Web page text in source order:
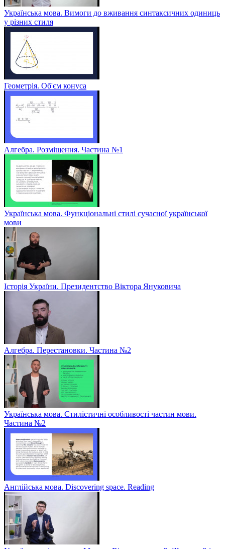
Українська мова. Вимоги до вживання синтаксичних одиниць
у різних стиля
Геометрія. Об'єм конуса
Алгебра. Розміщення. Частина №1
Українська мова. Функціональні стилі сучасної української
мови
Історія України. Президентство Віктора Януковича
Алгебра. Перестановки. Частина №2
Українська мова. Стилістичні особливості частин мови.
Частина №2
Англійська мова. Discovering space. Reading